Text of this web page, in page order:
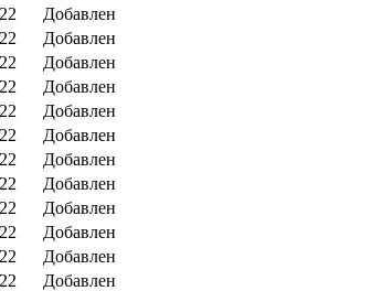
Добавлен
Добавлен
Добавлен
Добавлен
Добавлен
Добавлен
Добавлен
Добавлен
Добавлен
Добавлен
Добавлен
Добавлен